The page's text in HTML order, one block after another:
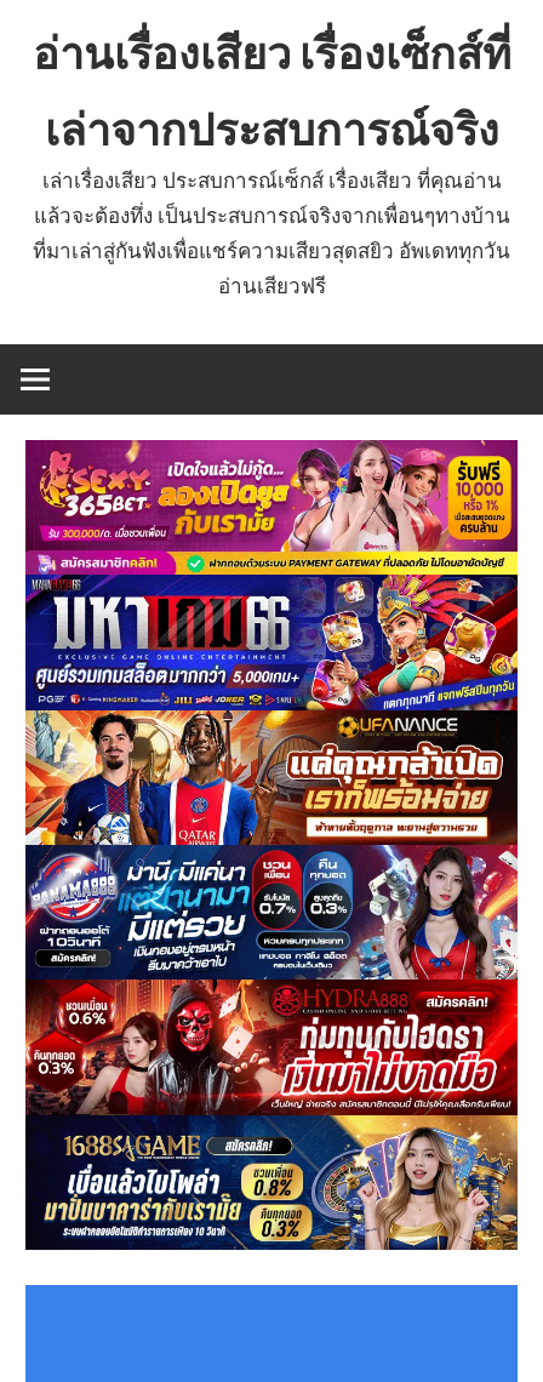
อ่านเรื่องเสียว เรื่องเซ็กส์ที่
เล่าจากประสบการณ์จริง
เล่าเรื่องเสียว ประสบการณ์เซ็กส์ เรื่องเสียว ที่คุณอ่าน
แล้วจะต้องทึ่ง เป็นประสบการณ์จริงจากเพื่อนๆทางบ้าน
ที่มาเล่าสู่กันฟังเพื่อแชร์ความเสียวสุดสยิว อัพเดททุกวัน
อ่านเสียวฟรี